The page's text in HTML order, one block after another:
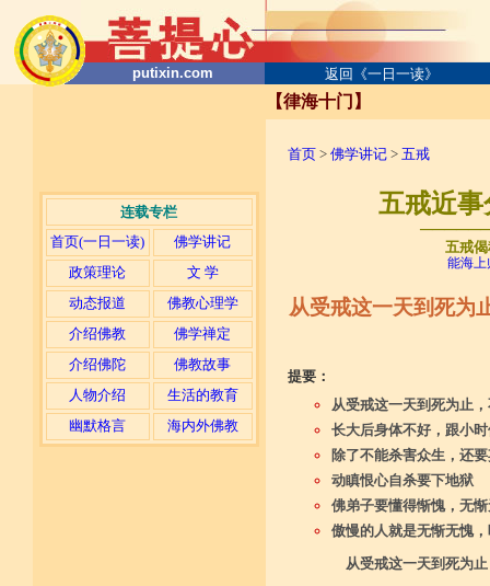
putixin.com 返回《一日一读》
连载专栏
首页(一日一读)
佛学讲记
政策理论
文 学
动态报道
佛教心理学
介绍佛教
佛学禅定
介绍佛陀
佛教故事
人物介绍
生活的教育
幽默格言
海内外佛教
【律海十门】
首页 > 佛学讲记 > 五戒
五戒近
五戒
能海上
从受戒这一天到死为
提要：
从受戒这一天到死为止
长大后身体不好，跟小
除了不能杀害众生，还
动瞋恨心自杀要下地狱
佛弟子要懂得惭愧，无
傲慢的人就是无惭无愧
从受戒这一天到死为